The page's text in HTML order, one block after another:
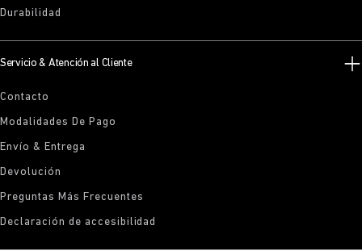
Durabilidad
Servicio & Atención al Cliente
Contacto
Modalidades De Pago
Envío & Entrega
Devolución
Preguntas Más Frecuentes
Declaración de accesibilidad